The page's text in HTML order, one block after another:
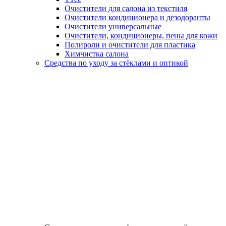
Очистители для салона из текстиля
Очистители кондиционера и дезодоранты
Очистители универсальные
Очистители, кондиционеры, пены для кожи
Полироли и очистители для пластика
Химчистка салона
Средства по уходу за стёклами и оптикой